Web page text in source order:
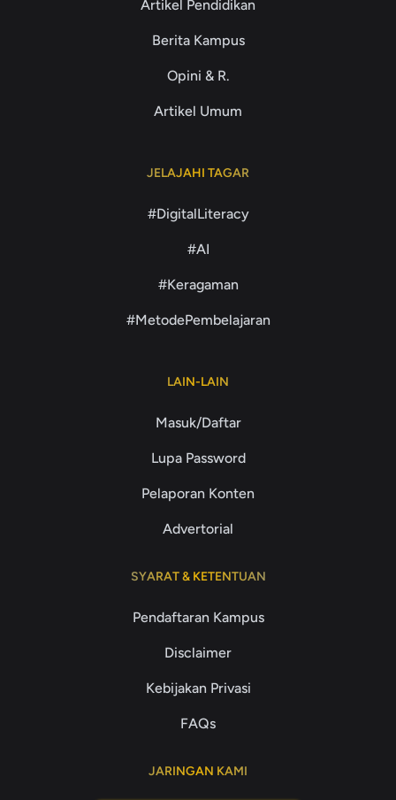
Artikel Pendidikan
Berita Kampus
Opini & R.
Artikel Umum
JELAJAHI TAGAR
#DigitalLiteracy
#AI
#Keragaman
#MetodePembelajaran
LAIN-LAIN
Masuk/Daftar
Lupa Password
Pelaporan Konten
Advertorial
SYARAT & KETENTUAN
Pendaftaran Kampus
Disclaimer
Kebijakan Privasi
FAQs
JARINGAN KAMI